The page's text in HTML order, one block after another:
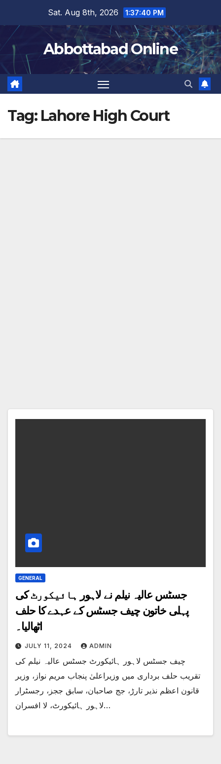
content
Sat. Aug 8th, 2026 1:37:41 PM
Abbottabad Online
Tag: Lahore High Court
GENERAL
جسٹس عالیہ نیلم نے لاہور ہائیکورٹ کی
پہلی خاتون چیف جسٹس کے عہدے کا حلف
اٹھالیا۔
JULY 11, 2024 ADMIN
چیف جسٹس لاہور ہائیکورٹ جسٹس عالیہ نیلم کی
تقریب حلف برداری میں وزیراعلیٰ پنجاب مریم نواز، وزیر
قانون اعظم نذیر تارڑ، جج صاحبان، سابق ججز، رجسٹرار
لاہور ہائیکورٹ، لا افسران…